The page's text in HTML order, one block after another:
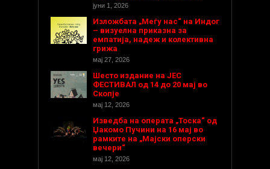
јуни 1, 2026
Изложбата „Меѓу нас“ на Индог
– визуелна приказна за
емпатија, надеж и колективна
грижа
мај 27, 2026
Шесто издание на ЈЕС
ФЕСТИВАЛ од 14 до 20 мај во
Скопје
мај 12, 2026
Изведба на операта „Тоска“ од
Џакомо Пучини на 16 мај во
рамките на „Мајски оперски
вечери“
мај 12, 2026